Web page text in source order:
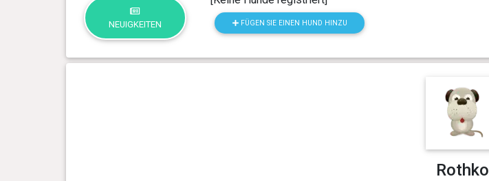
NEUIGKEITEN FÜGEN SIE EINEN HUND HINZU
Rothko